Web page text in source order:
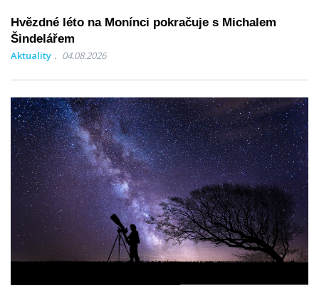
Hvězdné léto na Monínci pokračuje s Michalem
Šindelářem
Aktuality 04.08.2026